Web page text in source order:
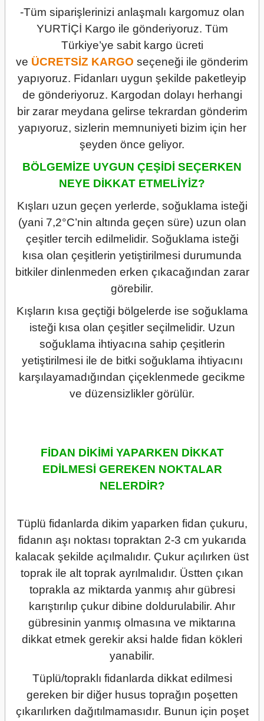
-Tüm siparişlerinizi anlaşmalı kargomuz olan
YURTİÇİ Kargo ile gönderiyoruz. Tüm
Türkiye’ye sabit kargo ücreti
ve ÜCRETSİZ KARGO seçeneği ile gönderim
yapıyoruz. Fidanları uygun şekilde paketleyip
de gönderiyoruz. Kargodan dolayı herhangi
bir zarar meydana gelirse tekrardan gönderim
yapıyoruz, sizlerin memnuniyeti bizim için her
şeyden önce geliyor.
BÖLGEMİZE UYGUN ÇEŞİDİ SEÇERKEN
NEYE DİKKAT ETMELİYİZ?
Kışları uzun geçen yerlerde, soğuklama isteği
(yani 7,2°C’nin altında geçen süre) uzun olan
çeşitler tercih edilmelidir. Soğuklama isteği
kısa olan çeşitlerin yetiştirilmesi durumunda
bitkiler dinlenmeden erken çıkacağından zarar
görebilir.
Kışların kısa geçtiği bölgelerde ise soğuklama
isteği kısa olan çeşitler seçilmelidir. Uzun
soğuklama ihtiyacına sahip çeşitlerin
yetiştirilmesi ile de bitki soğuklama ihtiyacını
karşılayamadığından çiçeklenmede gecikme
ve düzensizlikler görülür.
FİDAN DİKİMİ YAPARKEN DİKKAT
EDİLMESİ GEREKEN NOKTALAR
NELERDİR?
Tüplü fidanlarda dikim yaparken fidan çukuru,
fidanın aşı noktası topraktan 2-3 cm yukarıda
kalacak şekilde açılmalıdır. Çukur açılırken üst
toprak ile alt toprak ayrılmalıdır. Üstten çıkan
toprakla az miktarda yanmış ahır gübresi
karıştırılıp çukur dibine doldurulabilir. Ahır
gübresinin yanmış olmasına ve miktarına
dikkat etmek gerekir aksi halde fidan kökleri
yanabilir.
Tüplü/topraklı fidanlarda dikkat edilmesi
gereken bir diğer husus toprağın poşetten
çıkarılırken dağıtılmamasıdır. Bunun için poşet